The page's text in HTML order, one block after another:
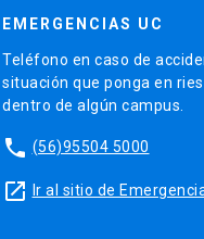
EMERGENCIAS UC
Teléfono en caso de
situación que ponga en
dentro de algún campus.
phone (56)95504 5000
launch Ir al sitio de